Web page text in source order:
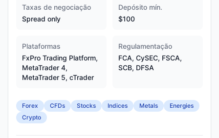
Taxas de negociação
Spread only
Depósito mín.
$100
Plataformas
FxPro Trading Platform,
MetaTrader 4,
MetaTrader 5, cTrader
Regulamentação
FCA, CySEC, FSCA,
SCB, DFSA
Forex CFDs Stocks Indices Metals
Energies
Crypto